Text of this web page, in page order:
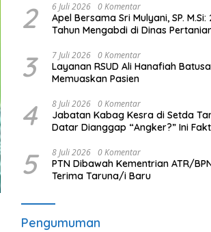
2 6 Juli 2026 0 Komentar
Apel Bersama Sri Mulyani, SP. M.Si:
Tahun Mengabdi di Dinas
Baru Asisten III
3 7 Juli 2026 0 Komentar
Layanan RSUD Ali Hanafiah
Memuaskan Pasien
4 8 Juli 2026 0 Komentar
Jabatan Kabag Kesra di Setda
Datar Dianggap “Angker?” Ini
5 8 Juli 2026 0 Komentar
PTN Dibawah Kementrian ATR/
Terima Taruna/i Baru
Pengumuman